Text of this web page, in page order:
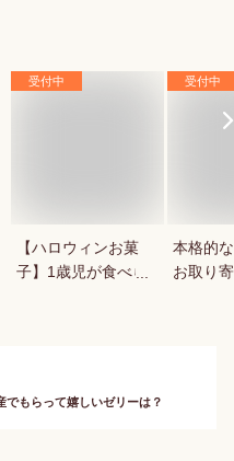
受付中
【ハロウィンお菓
子】1歳児が食べら
受付中
本格的
お取り
でもらって嬉しいゼリーは？